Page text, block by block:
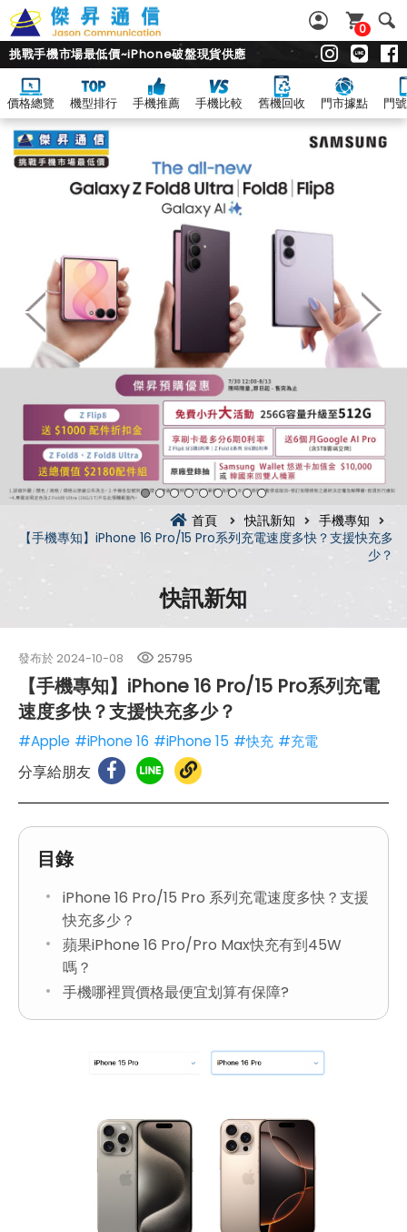
0
挑戰手機市場最低價~iPhone破盤現貨供應
價格總覽 機型排行 手機推薦 手機比較 舊機回收 門市據點 門
首頁 快訊新知
手機專知
【手機專知】iPhone 16 Pro/15 Pro系列充電速度多快？支援快充多
少？
快訊新知
發布於 2024-10-08 25795
【手機專知】iPhone 16 Pro/15 Pro系列充電
速度多快？支援快充多少？
#Apple #iPhone 16 #iPhone 15 #快充 #充電
分享給朋友
目錄
iPhone 16 Pro/15 Pro 系列充電速度多快？支援
快充多少？
蘋果iPhone 16 Pro/Pro Max快充有到45W
嗎？
手機哪裡買價格最便宜划算有保障?